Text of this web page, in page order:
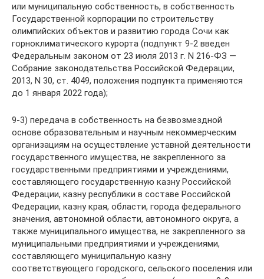
или муниципальную собственность, в собственность
Государственной корпорации по строительству
олимпийских объектов и развитию города Сочи как
горноклиматического курорта (подпункт 9-2 введен
Федеральным законом от 23 июля 2013 г. N 216-ФЗ —
Собрание законодательства Российской Федерации,
2013, N 30, ст. 4049, положения подпункта применяются
до 1 января 2022 года);
9-3) передача в собственность на безвозмездной
основе образовательным и научным некоммерческим
организациям на осуществление уставной деятельности
государственного имущества, не закрепленного за
государственными предприятиями и учреждениями,
составляющего государственную казну Российской
Федерации, казну республики в составе Российской
Федерации, казну края, области, города федерального
значения, автономной области, автономного округа, а
также муниципального имущества, не закрепленного за
муниципальными предприятиями и учреждениями,
составляющего муниципальную казну
соответствующего городского, сельского поселения или